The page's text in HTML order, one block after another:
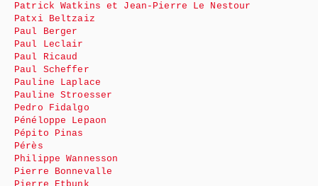
Patrick Watkins et Jean-Pierre Le Nestour
Patxi Beltzaiz
Paul Berger
Paul Leclair
Paul Ricaud
Paul Scheffer
Pauline Laplace
Pauline Stroesser
Pedro Fidalgo
Pénéloppe Lepaon
Pépito Pinas
Pérès
Philippe Wannesson
Pierre Bonnevalle